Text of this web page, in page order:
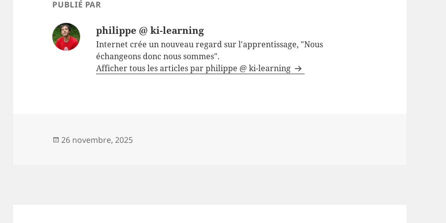
PUBLIÉ PAR
philippe @ ki-learning
Internet crée un nouveau regard sur l'apprentissage, "Nous
échangeons donc nous sommes".
Afficher tous les articles par philippe @ ki-learning
Publié
26 novembre, 2025